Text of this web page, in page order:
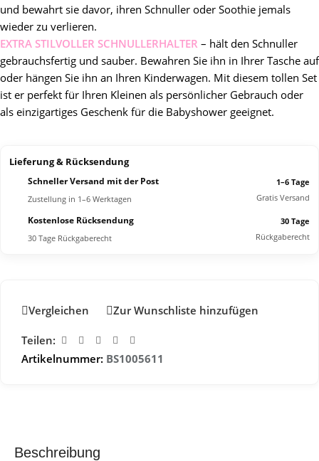
und bewahrt sie davor, ihren Schnuller oder Soothie jemals
wieder zu verlieren.
EXTRA STILVOLLER SCHNULLERHALTER – hält den Schnuller
gebrauchsfertig und sauber. Bewahren Sie ihn in Ihrer Tasche auf
oder hängen Sie ihn an Ihren Kinderwagen. Mit diesem tollen Set
ist er perfekt für Ihren Kleinen als persönlicher Gebrauch oder
als einzigartiges Geschenk für die Babyshower geeignet.
Lieferung & Rücksendung
Schneller Versand mit der Post
Zustellung in 1–6 Werktagen
1–6 Tage
Gratis Versand
Kostenlose Rücksendung
30 Tage Rückgaberecht
30 Tage
Rückgaberecht
Vergleichen Zur Wunschliste hinzufügen
Teilen:
Artikelnummer: BS1005611
Beschreibung